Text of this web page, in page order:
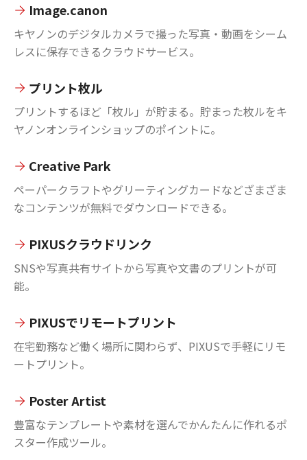
Image.canon
キヤノンのデジタルカメラで撮った写真・動画をシーム
レスに保存できるクラウドサービス。
プリント枚ル
プリントするほど「枚ル」が貯まる。貯まった枚ルをキ
ヤノンオンラインショップのポイントに。
Creative Park
ペーパークラフトやグリーティングカードなどざまざま
なコンテンツが無料でダウンロードできる。
PIXUSクラウドリンク
SNSや写真共有サイトから写真や文書のプリントが可
能。
PIXUSでリモートプリント
在宅勤務など働く場所に関わらず、PIXUSで手軽にリモ
ートプリント。
Poster Artist
豊富なテンプレートや素材を選んでかんたんに作れるポ
スター作成ツール。